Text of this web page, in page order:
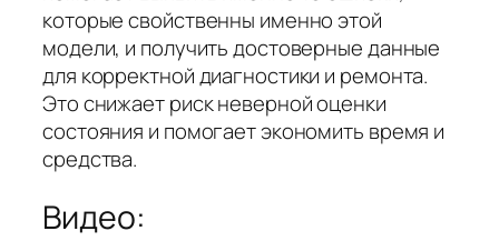
которые свойственны именно этой
модели, и получить достоверные данные
для корректной диагностики и ремонта.
Это снижает риск неверной оценки
состояния и помогает экономить время и
средства.
Видео: